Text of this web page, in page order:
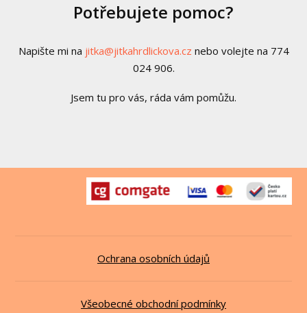
Potřebujete pomoc?
Napište mi na jitka@jitkahrdlickova.cz nebo volejte na 774
024 906.
Jsem tu pro vás, ráda vám pomůžu.
Ochrana osobních údajů
Všeobecné obchodní podmínky